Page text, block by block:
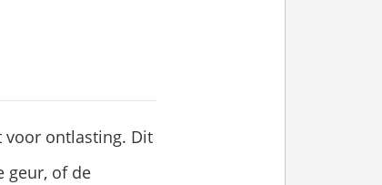
voor ontlasting. Dit
geur, of de